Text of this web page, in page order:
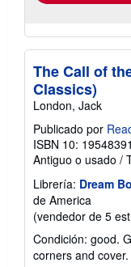
The Call of
Classics)
London, Jack
Publicado por
ISBN 10:
Antiguo o usado /
Librería: Dream
de America
(vendedor de 5
Condición: good.
corners and